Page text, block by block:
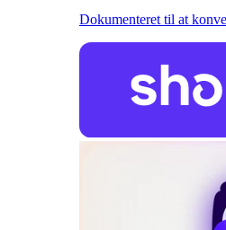
Dokumenteret til at